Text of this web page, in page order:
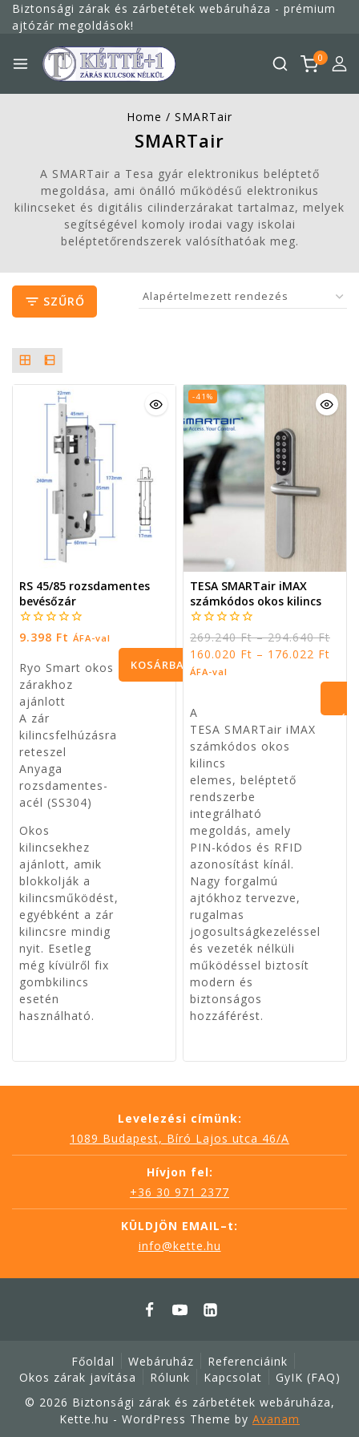
Biztonsági zárak és zárbetétek webáruháza - prémium
ajtózár megoldások!
0
Home / SMARTair
SMARTair
A SMARTair a Tesa gyár elektronikus beléptető
megoldása, ami önálló működésű elektronikus
kilincseket és digitális cilinderzárakat tartalmaz, melyek
segítségével komoly irodai vagy iskolai
beléptetőrendszerek valósíthatóak meg.
SZŰRŐ
RS 45/85 rozsdamentes
bevésőzár
0
9.398 Ft ÁFA-val
Ryo Smart okos
zárakhoz
ajánlott
A zár
kilincsfelhúzásra
reteszel
Anyaga
rozsdamentes-
acél (SS304)
Okos
kilincsekhez
ajánlott, amik
blokkolják a
kilincsműködést,
egyébként a zár
kilincsre mindig
nyit. Esetleg
még kívülről fix
gombkilincs
esetén
használható.
KOSÁRBA
TESZEM
-41%
TESA SMARTair iMAX
számkódos okos kilincs
0
269.240Ft – 294.640Ft
160.020 Ft – 176.022 Ft
ÁFA-val
A
TESA SMARTair iMAX
számkódos okos
kilincs
elemes, beléptető
rendszerbe
integrálható
megoldás, amely
PIN-kódos és RFID
azonosítást kínál.
Nagy forgalmú
ajtókhoz tervezve,
rugalmas
jogosultságkezeléssel
és vezeték nélküli
működéssel biztosít
modern és
biztonságos
hozzáférést.
Levelezési címünk:
1089 Budapest, Bíró Lajos utca 46/A
Hívjon fel:
+36 30 971 2377
KÜLDJÖN EMAIL–t:
info@kette.hu
Főoldal Webáruház
Referenciáink
Okos zárak javítása
Rólunk Kapcsolat
GyIK (FAQ)
© 2026 Biztonsági zárak és zárbetétek webáruháza,
Kette.hu - WordPress Theme by Avanam